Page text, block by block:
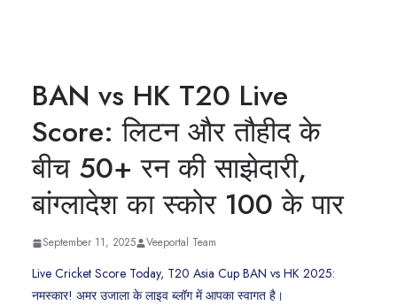
BAN vs HK T20 Live
Score: लिटन और तौहीद के
बीच 50+ रन की साझेदारी,
बांग्लादेश का स्कोर 100 के पार
September 11, 2025 Veeportal Team
Live Cricket Score Today, T20 Asia Cup BAN vs HK 2025:
नमस्कार! अमर उजाला के लाइव ब्लॉग में आपका स्वागत है।